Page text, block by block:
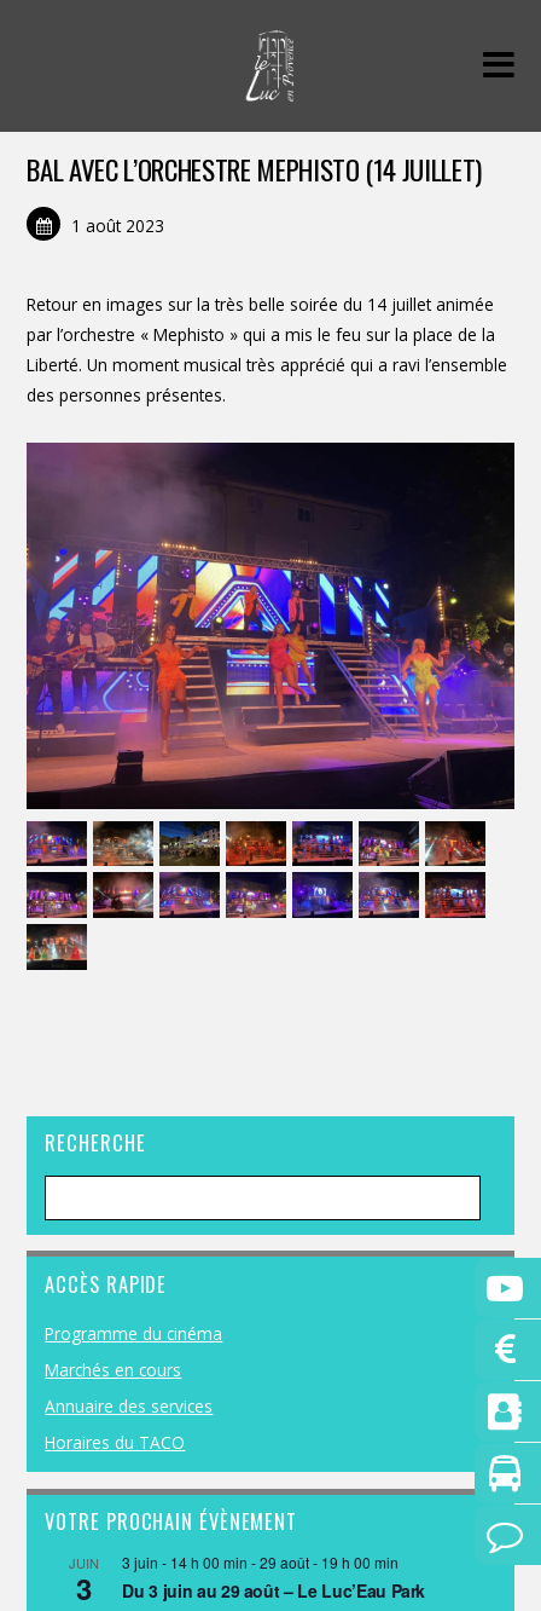
BAL AVEC L’ORCHESTRE MEPHISTO (14 JUILLET)
1 août 2023
Retour en images sur la très belle soirée du 14 juillet animée
par l’orchestre « Mephisto » qui a mis le feu sur la place de la
Liberté. Un moment musical très apprécié qui a ravi l’ensemble
des personnes présentes.
RECHERCHE
ACCÈS RAPIDE
Programme du cinéma
Marchés en cours
Annuaire des services
Horaires du TACO
VOTRE PROCHAIN ÉVÈNEMENT
JUIN
3
3 juin - 14 h 00 min -29 août - 19 h 00 min
Du 3 juin au 29 août – Le Luc’Eau Park